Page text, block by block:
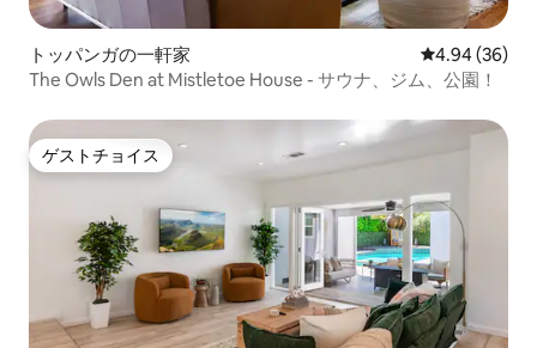
トッパンガの一軒家 レビュー36
4.94 (36)
The Owls Den at Mistletoe House - サウナ、ジム、公園！
ゲストチョイス
ゲストチョイス